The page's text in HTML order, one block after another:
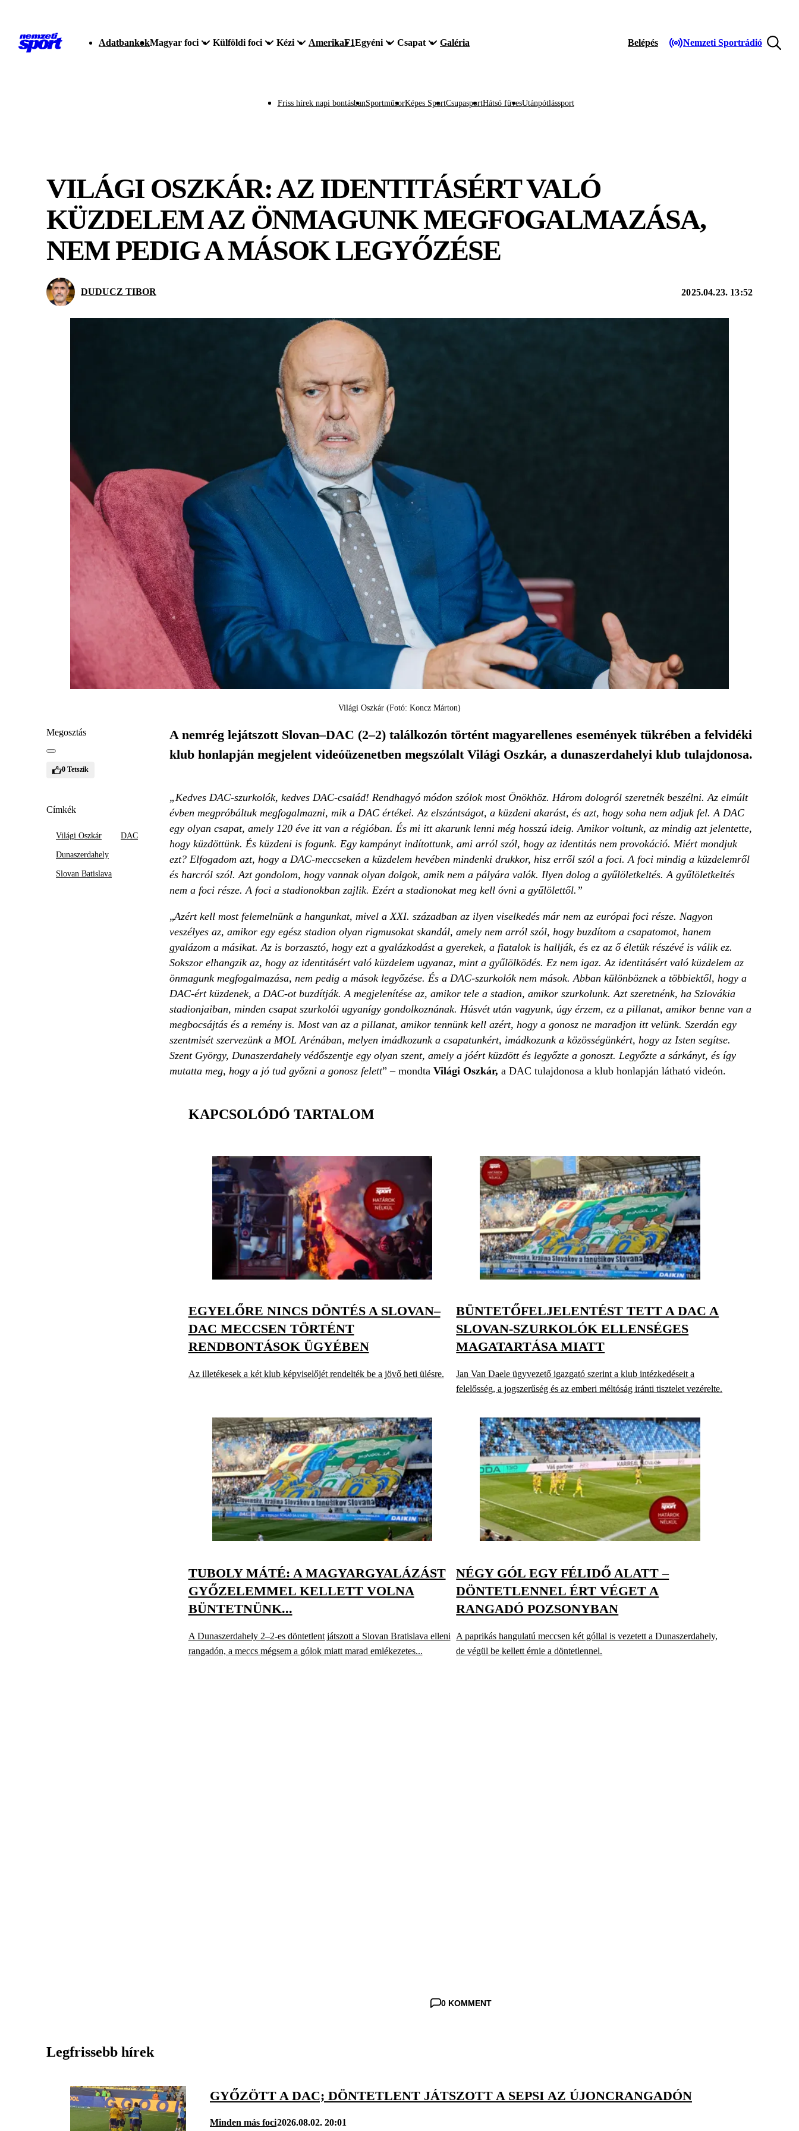
AdatbankokMagyar foci Külföldi foci Kézi AmerikaF1Egyéni Csapat Galéria Belépés Nemzeti Sportrádió
Friss hírek napi bontásbanSportműsorKépes SportCsupasportHátsó füvesUtánpótlássport
VILÁGI OSZKÁR: AZ IDENTITÁSÉRT VALÓ
KÜZDELEM AZ ÖNMAGUNK MEGFOGALMAZÁSA,
NEM PEDIG A MÁSOK LEGYŐZÉSE
DUDUCZ TIBOR 2025.04.23. 13:52
Világi Oszkár (Fotó: Koncz Márton)
Megosztás
0 Tetszik
Címkék
Világi Oszkár DAC
Dunaszerdahely
Slovan Batislava
A nemrég lejátszott Slovan–DAC (2–2) találkozón történt magyarellenes események tükrében a felvidéki
klub honlapján megjelent videóüzenetben megszólalt Világi Oszkár, a dunaszerdahelyi klub tulajdonosa.
„Kedves DAC-szurkolók, kedves DAC-család! Rendhagyó módon szólok most Önökhöz. Három dologról szeretnék beszélni. Az elmúlt
évben megpróbáltuk megfogalmazni, mik a DAC értékei. Az elszántságot, a küzdeni akarást, és azt, hogy soha nem adjuk fel. A DAC
egy olyan csapat, amely 120 éve itt van a régióban. És mi itt akarunk lenni még hosszú ideig. Amikor voltunk, az mindig azt jelentette,
hogy küzdöttünk. És küzdeni is fogunk. Egy kampányt indítottunk, ami arról szól, hogy az identitás nem provokáció. Miért mondjuk
ezt? Elfogadom azt, hogy a DAC-meccseken a küzdelem hevében mindenki drukkor, hisz erről szól a foci. A foci mindig a küzdelemről
és harcról szól. Azt gondolom, hogy vannak olyan dolgok, amik nem a pályára valók. Ilyen dolog a gyűlöletkeltés. A gyűlöletkeltés
nem a foci része. A foci a stadionokban zajlik. Ezért a stadionokat meg kell óvni a gyűlölettől.”
„Azért kell most felemelnünk a hangunkat, mivel a XXI. században az ilyen viselkedés már nem az európai foci része. Nagyon
veszélyes az, amikor egy egész stadion olyan rigmusokat skandál, amely nem arról szól, hogy buzdítom a csapatomot, hanem
gyalázom a másikat. Az is borzasztó, hogy ezt a gyalázkodást a gyerekek, a fiatalok is hallják, és ez az ő életük részévé is válik ez.
Sokszor elhangzik az, hogy az identitásért való küzdelem ugyanaz, mint a gyűlölködés. Ez nem igaz. Az identitásért való küzdelem az
önmagunk megfogalmazása, nem pedig a mások legyőzése. És a DAC-szurkolók nem mások. Abban különböznek a többiektől, hogy a
DAC-ért küzdenek, a DAC-ot buzdítják. A megjelenítése az, amikor tele a stadion, amikor szurkolunk. Azt szeretnénk, ha Szlovákia
stadionjaiban, minden csapat szurkolói ugyanígy gondolkoznának. Húsvét után vagyunk, úgy érzem, ez a pillanat, amikor benne van a
megbocsájtás és a remény is. Most van az a pillanat, amikor tennünk kell azért, hogy a gonosz ne maradjon itt velünk. Szerdán egy
szentmisét szervezünk a MOL Arénában, melyen imádkozunk a csapatunkért, imádkozunk a közösségünkért, hogy az Isten segítse.
Szent György, Dunaszerdahely védőszentje egy olyan szent, amely a jóért küzdött és legyőzte a gonoszt. Legyőzte a sárkányt, és így
mutatta meg, hogy a jó tud győzni a gonosz felett” – mondta Világi Oszkár, a DAC tulajdonosa a klub honlapján látható videón.
KAPCSOLÓDÓ TARTALOM
EGYELŐRE NINCS DÖNTÉS A SLOVAN–
DAC MECCSEN TÖRTÉNT
RENDBONTÁSOK ÜGYÉBEN
Az illetékesek a két klub képviselőjét rendelték be a jövő heti ülésre.
BÜNTETŐFELJELENTÉST TETT A DAC A
SLOVAN-SZURKOLÓK ELLENSÉGES
MAGATARTÁSA MIATT
Jan Van Daele ügyvezető igazgató szerint a klub intézkedéseit a
felelősség, a jogszerűség és az emberi méltóság iránti tisztelet vezérelte.
TUBOLY MÁTÉ: A MAGYARGYALÁZÁST
GYŐZELEMMEL KELLETT VOLNA
BÜNTETNÜNK...
A Dunaszerdahely 2–2-es döntetlent játszott a Slovan Bratislava elleni
rangadón, a meccs mégsem a gólok miatt marad emlékezetes...
NÉGY GÓL EGY FÉLIDŐ ALATT –
DÖNTETLENNEL ÉRT VÉGET A
RANGADÓ POZSONYBAN
A paprikás hangulatú meccsen két góllal is vezetett a Dunaszerdahely,
de végül be kellett érnie a döntetlennel.
0 KOMMENT
Legfrissebb hírek
GYŐZÖTT A DAC; DÖNTETLENT JÁTSZOTT A SEPSI AZ ÚJONCRANGADÓN
Minden más foci2026.08.02. 20:01